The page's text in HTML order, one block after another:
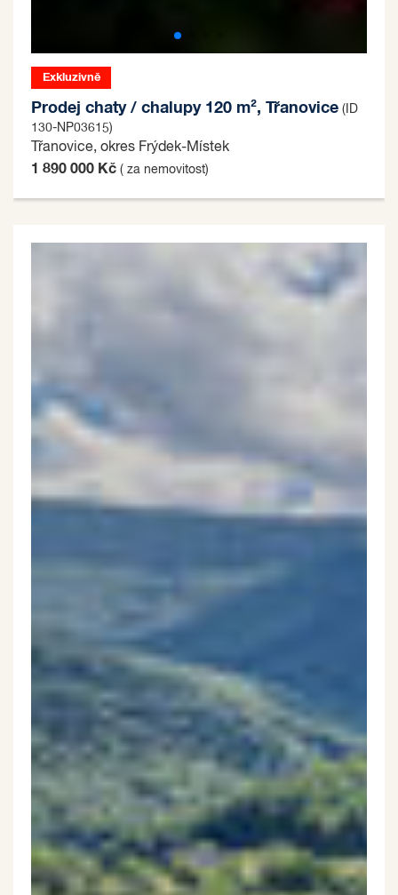
Exkluzivně
Prodej chaty / chalupy 120 m², Třanovice (ID
130-NP03615)
Třanovice, okres Frýdek-Místek
1 890 000 Kč ( za nemovitost)